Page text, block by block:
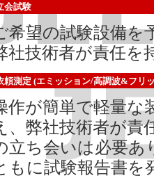
会試験
希望の試験設備を
社技術者が責任を
頼測定 (エミッション/高調波&フリ
作が簡単で軽量な
、弊社技術者が責
立ち会いは必要あ
もに試験報告書を